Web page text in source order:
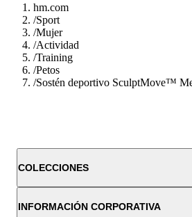
hm.com
/Sport
/Mujer
/Actividad
/Training
/Petos
/Sostén deportivo SculptMove™
COLECCIONES
INFORMACIÓN CORPORATIVA